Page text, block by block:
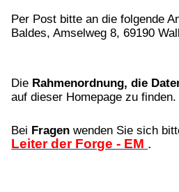
Per Post bitte an die folgende
Baldes, Amselweg 8, 69190
Die Rahmenordnung, die
auf dieser Homepage zu finden.
Bei Fragen wenden Sie sich
Leiter der Forge - EM .